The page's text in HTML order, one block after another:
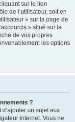
sur le lien
de l’utilisateur, soit en
» sur la page de
» situé sur la
de vos propres
les options
?
un sujet aux
internet. Vous ne